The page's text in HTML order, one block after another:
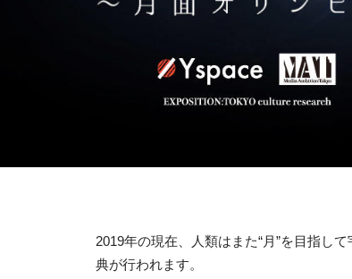
2019年の現在、人類はまた“月”を目指し
典が行われます。